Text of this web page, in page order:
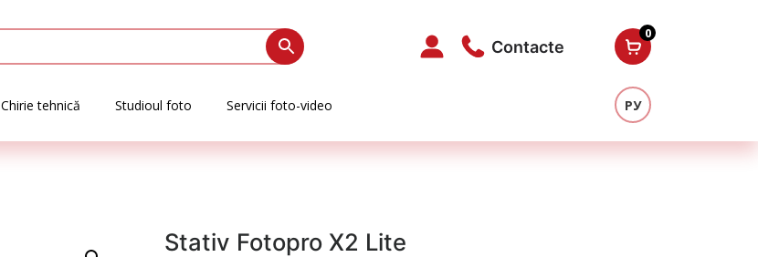
Contacte
0
Chirie tehnică Studioul foto Servicii foto-video РУ
Stativ Fotopro X2 Lite